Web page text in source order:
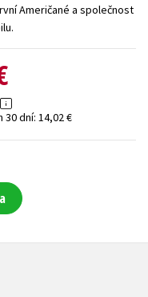
Američané a společnost
30 dní: 14,02 €